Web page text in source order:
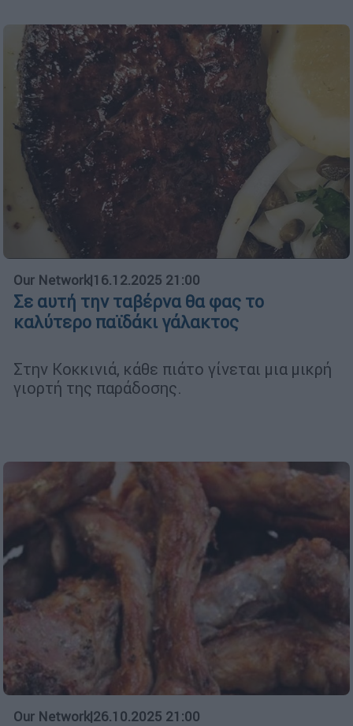
Our Network|16.12.2025 21:00
Σε αυτή την ταβέρνα θα φας το
καλύτερο παϊδάκι γάλακτος
Στην Κοκκινιά, κάθε πιάτο γίνεται μια μικρή
γιορτή της παράδοσης.
Our Network|26.10.2025 21:00